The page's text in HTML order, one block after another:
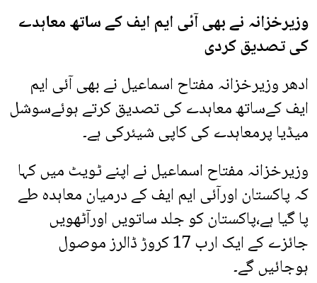
وزیرخزانہ نے بھی آئی ایم ایف کے ساتھ معاہدے
کی تصدیق کردی
ادھر وزیرخزانہ مفتاح اسماعیل نے بھی آئی ایم
ایف کےساتھ معاہدے کی تصدیق کرتے ہوئےسوشل
میڈیا پرمعاہدے کی کاپی شیئرکی ہے۔
وزیرخزانہ مفتاح اسماعیل نے اپنے ٹویٹ میں کہا
کہ پاکستان اورآئی ایم ایف کے درمیان معاہدہ طے
پا گیا ہے،پاکستان کو جلد ساتویں اورآٹھویں
جائزے کے ایک ارب 17 کروڑ ڈالرز موصول
ہوجائیں گے۔